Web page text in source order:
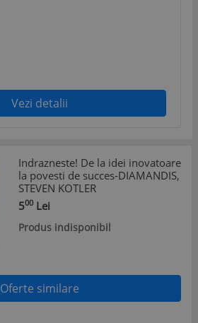
Vezi detalii
Indrazneste! De la idei inovatoare
la povesti de succes-DIAMANDIS,
STEVEN KOTLER
500 Lei
Produs indisponibil
Oferte similare